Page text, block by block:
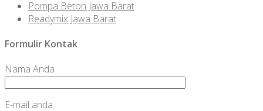
Pompa Beton Jawa Barat
Readymix Jawa Barat
Formulir Kontak
Nama Anda
E-mail anda